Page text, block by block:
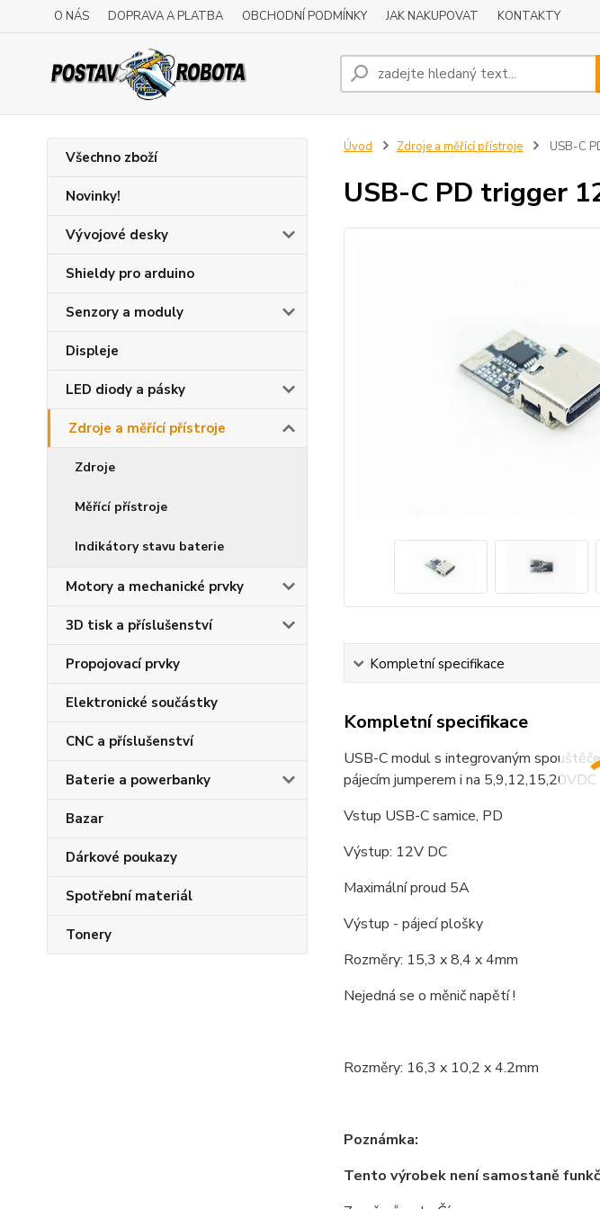
O NÁS DOPRAVA A PLATBA OBCHODNÍ PODMÍNKY JAK NAKUPOVAT KONTAKTY
Všechno zboží
Novinky!
Vývojové desky
Shieldy pro arduino
Senzory a moduly
Displeje
LED diody a pásky
Zdroje a měřící přístroje
Zdroje
Měřící přístroje
Indikátory stavu baterie
Motory a mechanické prvky
3D tisk a příslušenství
Propojovací prvky
Elektronické součástky
CNC a příslušenství
Baterie a powerbanky
Bazar
Dárkové poukazy
Spotřební materiál
Tonery
Úvod Zdroje a měřící přístroje USB-C
USB-C PD trigger
Kompletní specifikace
Kompletní specifikace
USB-C modul s integrovaným
pájecím jumperem i na 5,9,12,15,20VDC
Vstup USB-C samice, PD
Výstup: 12V DC
Maximální proud 5A
Výstup - pájecí plošky
Rozměry: 15,3 x 8,4 x 4mm
Nejedná se o měnič napětí !
Rozměry: 16,3 x 10,2 x 4.2mm
Poznámka:
Tento výrobek není samostaně